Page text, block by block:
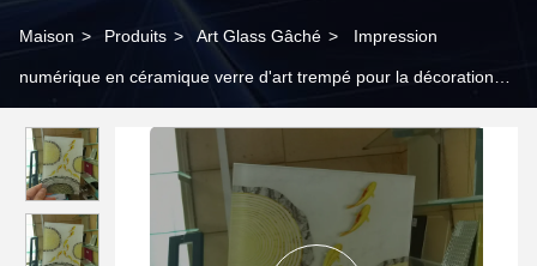
Maison > Produits > Art Glass Gâché > Impression
numérique en céramique verre d'art trempé pour la décoration